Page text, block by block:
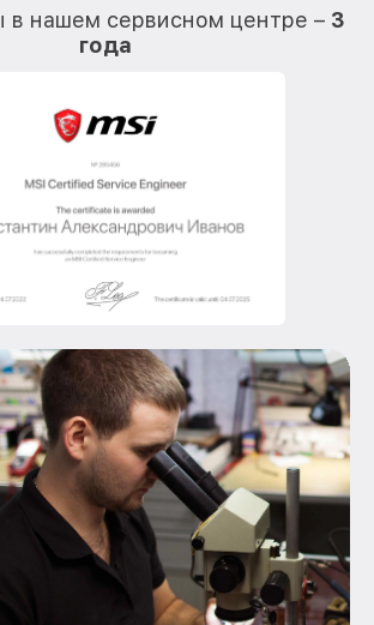
в нашем сервисном центре – 3
года